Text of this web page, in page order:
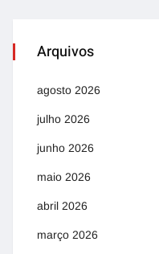
Arquivos
agosto 2026
julho 2026
junho 2026
maio 2026
abril 2026
março 2026